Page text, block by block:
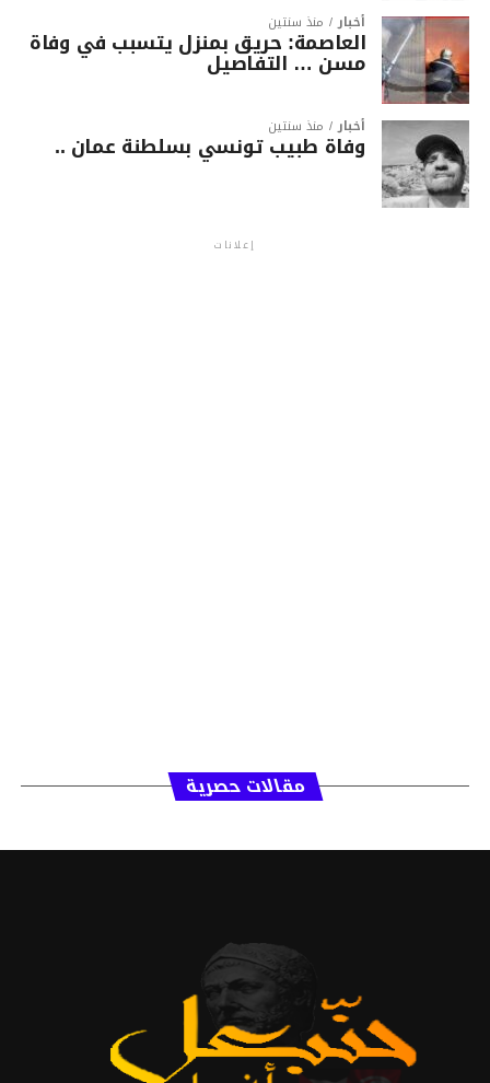
أخبار منذ سنتين
العاصمة: حريق بمنزل يتسبب في وفاة
مسن … التفاصيل
أخبار منذ سنتين
وفاة طبيب تونسي بسلطنة عمان ..
إعلانات
مقالات حصرية